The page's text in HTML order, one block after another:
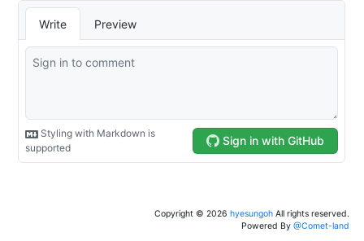
Copyright © 2026 hyesungoh All rights reserved.
Powered By @Comet-land